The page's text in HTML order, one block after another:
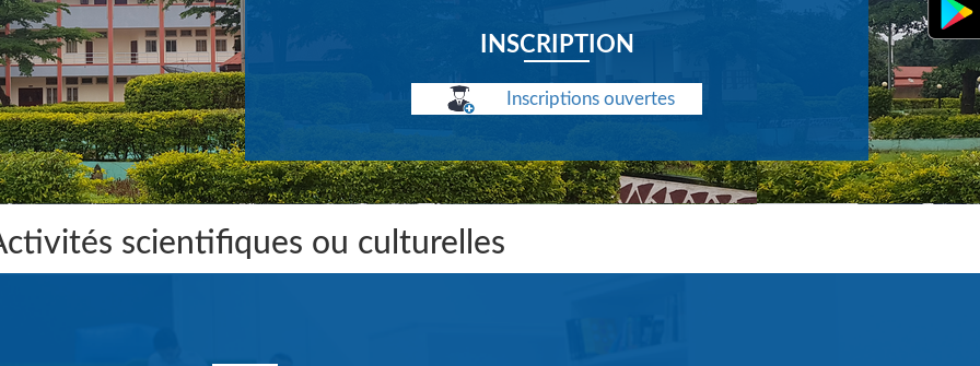
INSCRIPTION
Inscriptions ouvertes
scientifiques ou culturelles